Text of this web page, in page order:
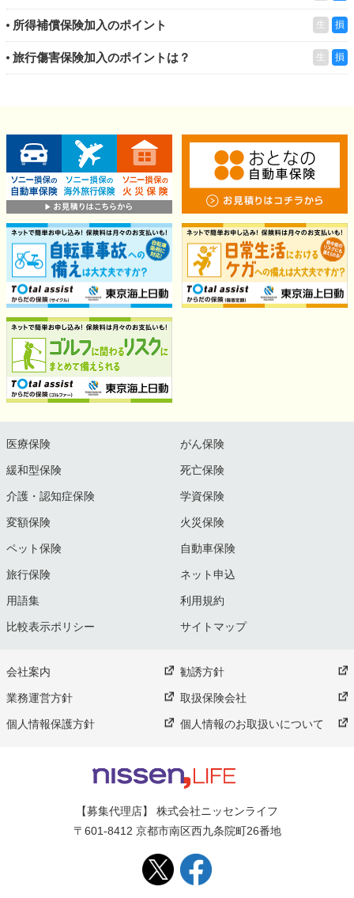
所得補償保険加入のポイント 生 損
旅行傷害保険加入のポイントは？ 生 損
医療保険 がん保険
緩和型保険 死亡保険
介護・認知症保険 学資保険
変額保険 火災保険
ペット保険 自動車保険
旅行保険 ネット申込
用語集 利用規約
比較表示ポリシー サイトマップ
会社案内 勧誘方針
業務運営方針 取扱保険会社
個人情報保護方針 個人情報のお取扱いについて
【募集代理店】 株式会社ニッセンライフ
〒601-8412 京都市南区西九条院町26番地